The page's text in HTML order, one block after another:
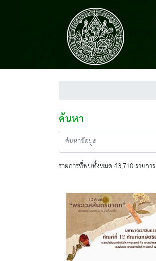
ค้นหา
รายการที่พบทั้งหมด 43,710 รายการ